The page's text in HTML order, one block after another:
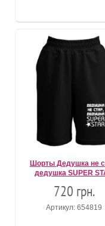
Шорты Дедушка не
дедушка SUPER
720 грн.
Артикул: 654819